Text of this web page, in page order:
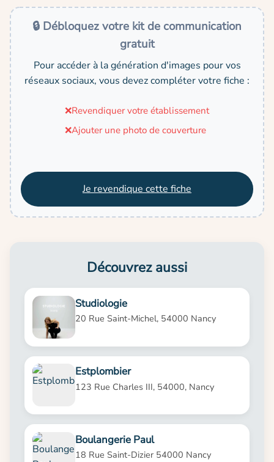
🔒 Débloquez votre kit de communication
gratuit
Pour accéder à la génération d'images pour vos
réseaux sociaux, vous devez compléter votre fiche :
❌Revendiquer votre établissement
❌Ajouter une photo de couverture
Je revendique cette fiche
Découvrez aussi
Studiologie
20 Rue Saint-Michel, 54000 Nancy
Estplombier
123 Rue Charles III, 54000, Nancy
Boulangerie Paul
18 Rue Saint-Dizier 54000 Nancy